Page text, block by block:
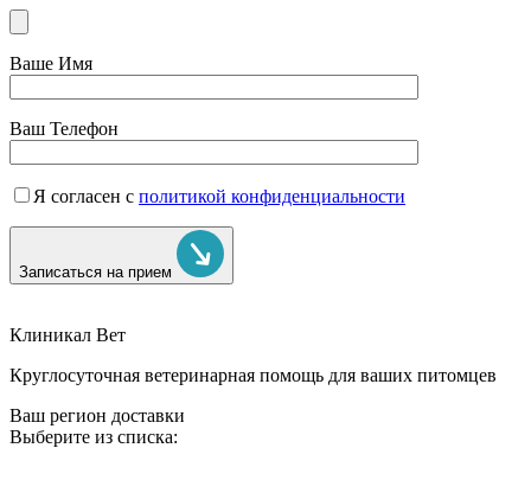
Ваше Имя
Ваш Телефон
Я согласен с политикой конфиденциальности
Записаться на прием
Клиникал Вет
Круглосуточная ветеринарная помощь для ваших питомцев
Ваш регион доставки
Выберите из списка: